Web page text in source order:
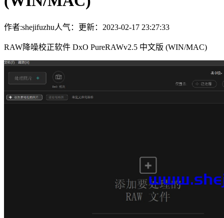
作者:shejifuzhu人气： 更新：2023-02-17 23:27:33
RAW降噪校正软件 DxO PureRAWv2.5 中文版 (WIN/MAC)